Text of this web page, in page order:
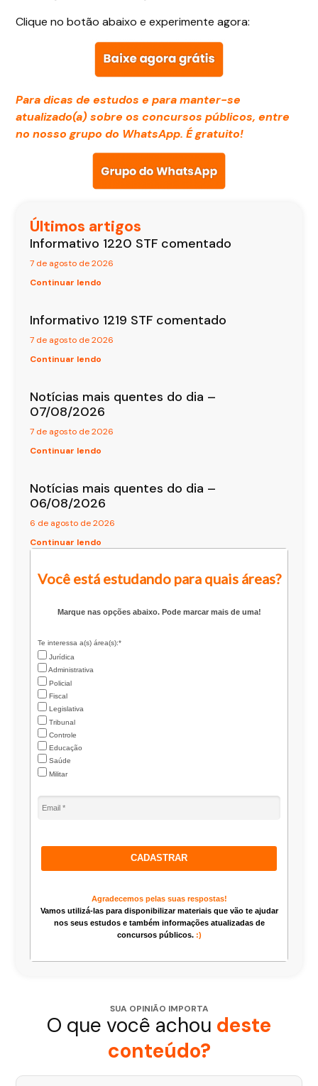
Clique no botão abaixo e experimente agora:
Para dicas de estudos e para manter-se
atualizado(a) sobre os concursos públicos, entre
no nosso grupo do WhatsApp. É gratuito!
Últimos artigos
Informativo 1220 STF comentado
7 de agosto de 2026
Continuar lendo
Informativo 1219 STF comentado
7 de agosto de 2026
Continuar lendo
Notícias mais quentes do dia –
07/08/2026
7 de agosto de 2026
Continuar lendo
Notícias mais quentes do dia –
06/08/2026
6 de agosto de 2026
Continuar lendo
Você está estudando para quais áreas?
Marque nas opções abaixo. Pode marcar mais de uma!
Te interessa a(s) área(s):*
Jurídica
Administrativa
Policial
Fiscal
Legislativa
Tribunal
Controle
Educação
Saúde
Militar
CADASTRAR
Agradecemos pelas suas respostas!
Vamos utilizá-las para disponibilizar materiais que vão te ajudar
nos seus estudos e também informações atualizadas de
concursos públicos. :)
SUA OPINIÃO IMPORTA
O que você achou deste
conteúdo?